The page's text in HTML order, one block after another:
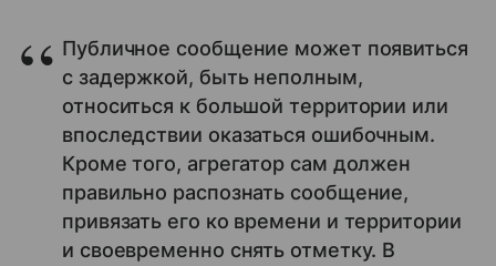
Публичное сообщение может появиться
с задержкой, быть неполным,
относиться к большой территории или
впоследствии оказаться ошибочным.
Кроме того, агрегатор сам должен
правильно распознать сообщение,
привязать его ко времени и территории
и своевременно снять отметку. В